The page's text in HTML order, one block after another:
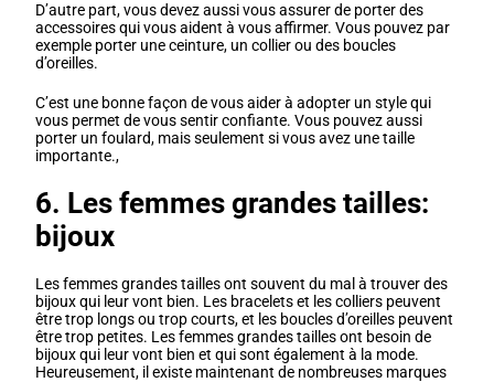
D’autre part, vous devez aussi vous assurer de porter des
accessoires qui vous aident à vous affirmer. Vous pouvez par
exemple porter une ceinture, un collier ou des boucles
d’oreilles.
C’est une bonne façon de vous aider à adopter un style qui
vous permet de vous sentir confiante. Vous pouvez aussi
porter un foulard, mais seulement si vous avez une taille
importante.,
6. Les femmes grandes tailles:
bijoux
Les femmes grandes tailles ont souvent du mal à trouver des
bijoux qui leur vont bien. Les bracelets et les colliers peuvent
être trop longs ou trop courts, et les boucles d’oreilles peuvent
être trop petites. Les femmes grandes tailles ont besoin de
bijoux qui leur vont bien et qui sont également à la mode.
Heureusement, il existe maintenant de nombreuses marques